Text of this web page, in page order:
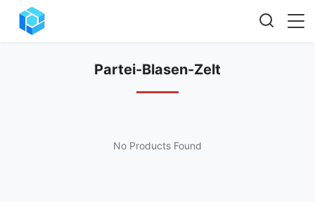
Partei-Blasen-Zelt
No Products Found